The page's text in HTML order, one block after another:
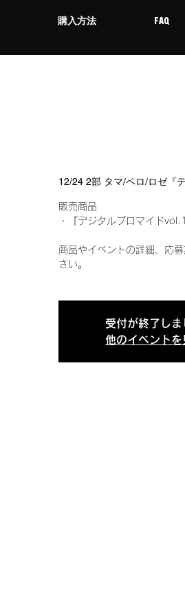
購入方法 FAQ
12/24 2部 タマ/ペロ/ロゼ『
販売商品
・『デジタルブロマイド
商品やイベントの詳細、応
さい。
受付が終了しま
他のイベントを